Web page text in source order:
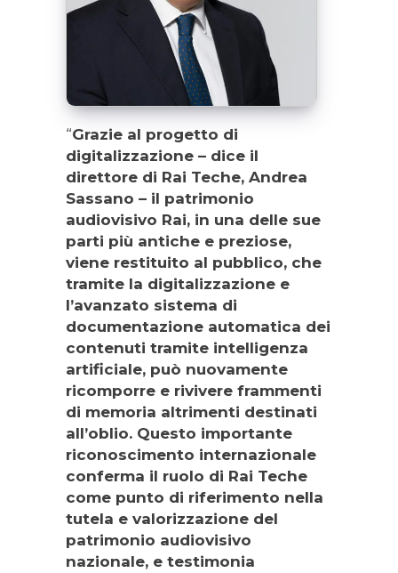
“Grazie al progetto di
digitalizzazione – dice il
direttore di Rai Teche, Andrea
Sassano – il patrimonio
audiovisivo Rai, in una delle sue
parti più antiche e preziose,
viene restituito al pubblico, che
tramite la digitalizzazione e
l’avanzato sistema di
documentazione automatica dei
contenuti tramite intelligenza
artificiale, può nuovamente
ricomporre e rivivere frammenti
di memoria altrimenti destinati
all’oblio. Questo importante
riconoscimento internazionale
conferma il ruolo di Rai Teche
come punto di riferimento nella
tutela e valorizzazione del
patrimonio audiovisivo
nazionale, e testimonia